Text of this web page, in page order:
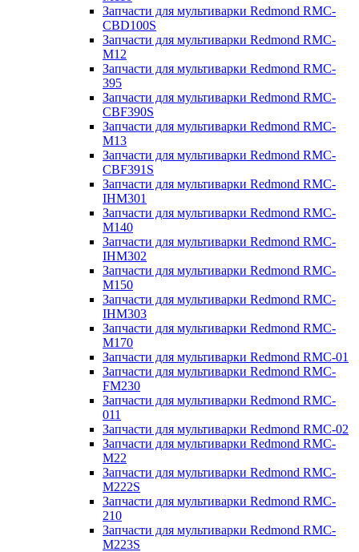
Запчасти для мультиварки Redmond RMC-
CBD100S
Запчасти для мультиварки Redmond RMC-
M12
Запчасти для мультиварки Redmond RMC-
395
Запчасти для мультиварки Redmond RMC-
CBF390S
Запчасти для мультиварки Redmond RMC-
M13
Запчасти для мультиварки Redmond RMC-
CBF391S
Запчасти для мультиварки Redmond RMC-
IHM301
Запчасти для мультиварки Redmond RMC-
M140
Запчасти для мультиварки Redmond RMC-
IHM302
Запчасти для мультиварки Redmond RMC-
M150
Запчасти для мультиварки Redmond RMC-
IHM303
Запчасти для мультиварки Redmond RMC-
M170
Запчасти для мультиварки Redmond RMC-01
Запчасти для мультиварки Redmond RMC-
FM230
Запчасти для мультиварки Redmond RMC-
011
Запчасти для мультиварки Redmond RMC-02
Запчасти для мультиварки Redmond RMC-
M22
Запчасти для мультиварки Redmond RMC-
M222S
Запчасти для мультиварки Redmond RMC-
210
Запчасти для мультиварки Redmond RMC-
M223S